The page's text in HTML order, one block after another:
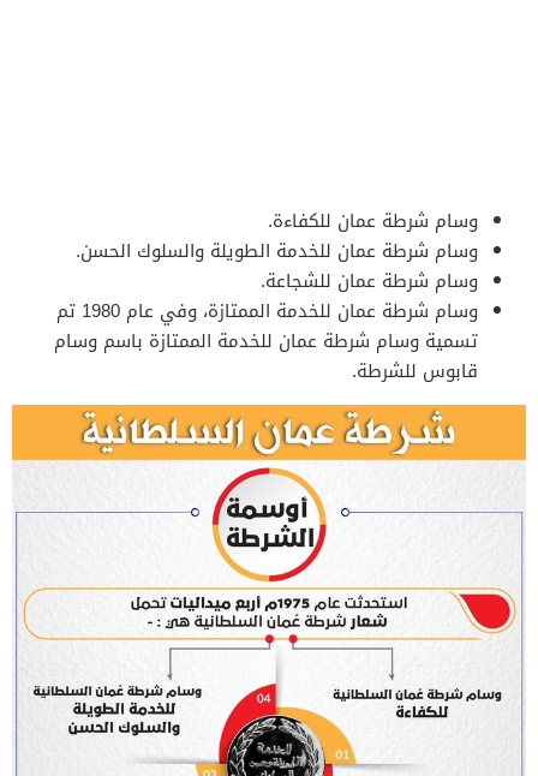
وسام شرطة عمان للكفاءة.
وسام شرطة عمان للخدمة الطويلة والسلوك الحسن.
وسام شرطة عمان للشجاعة.
وسام شرطة عمان للخدمة الممتازة، وفي عام 1980 تم
تسمية وسام شرطة عمان للخدمة الممتازة باسم وسام
قابوس للشرطة.